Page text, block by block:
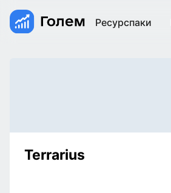
Ресурспаки
Terrarius